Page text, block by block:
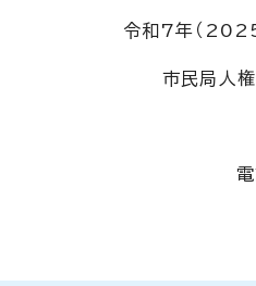
令和7年（2025
市民局人